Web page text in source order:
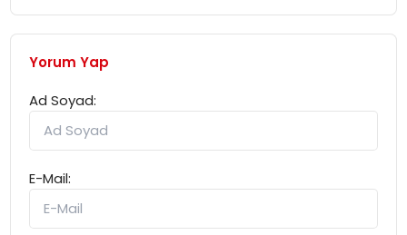
Yorum Yap
Ad Soyad:
E-Mail: